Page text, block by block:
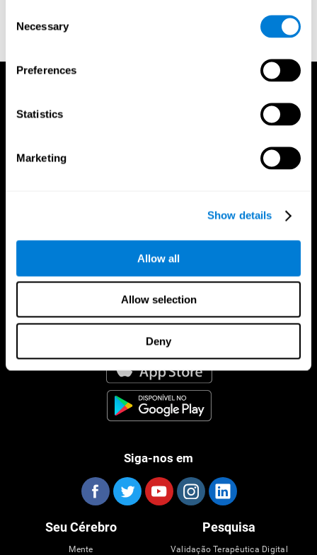
Selection
Necessary
Preferences
Statistics
Marketing
Show details
Allow all
Allow selection
Deny
CogniFit Aplicação
Siga-nos em
Seu Cérebro
Mente
Pesquisa
Validação Terapêutica Digital